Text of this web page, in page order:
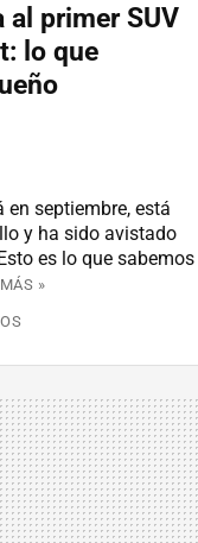
al primer SUV
lo que
en septiembre, está
y ha sido avistado
es lo que sabemos
»